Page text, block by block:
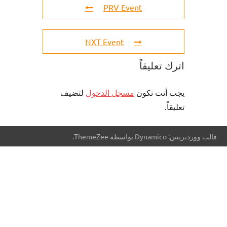
PRV Event
NXT Event
اترك تعليقاً
يجب أنت تكون مسجل الدخول لتضيف
تعليقاً.
قالب ووردبريس: Dynamico بواسطة ThemeZee.